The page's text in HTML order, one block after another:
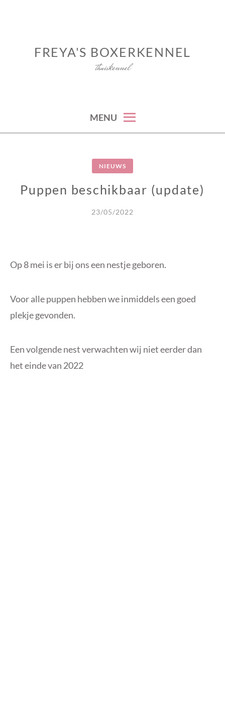
FREYA'S BOXERKENNEL
thuiskennel
MENU
NIEUWS
Puppen beschikbaar (update)
23/05/2022
Op 8 mei is er bij ons een nestje geboren.
Voor alle puppen hebben we inmiddels een goed
plekje gevonden.
Een volgende nest verwachten wij niet eerder dan
het einde van 2022